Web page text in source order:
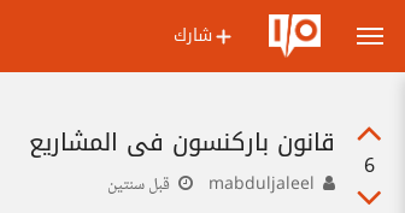
شارك
6
قانون باركنسون في المشاريع
قبل سنتين